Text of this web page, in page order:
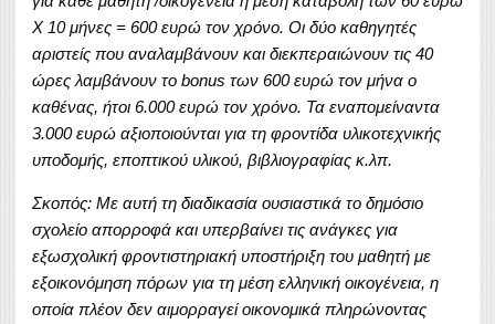
Χ 10 μήνες = 600 ευρώ τον χρόνο. Οι δύο καθηγητές
αριστείς που αναλαμβάνουν και διεκπεραιώνουν τις 40
ώρες λαμβάνουν το bonus των 600 ευρώ τον μήνα ο
καθένας, ήτοι 6.000 ευρώ τον χρόνο. Τα εναπομείναντα
3.000 ευρώ αξιοποιούνται για τη φροντίδα υλικοτεχνικής
υποδομής, εποπτικού υλικού, βιβλιογραφίας κ.λπ.
Σκοπός: Με αυτή τη διαδικασία ουσιαστικά το δημόσιο
σχολείο απορροφά και υπερβαίνει τις ανάγκες για
εξωσχολική φροντιστηριακή υποστήριξη του μαθητή με
εξοικονόμηση πόρων για τη μέση ελληνική οικογένεια, η
οποία πλέον δεν αιμορραγεί οικονομικά πληρώνοντας